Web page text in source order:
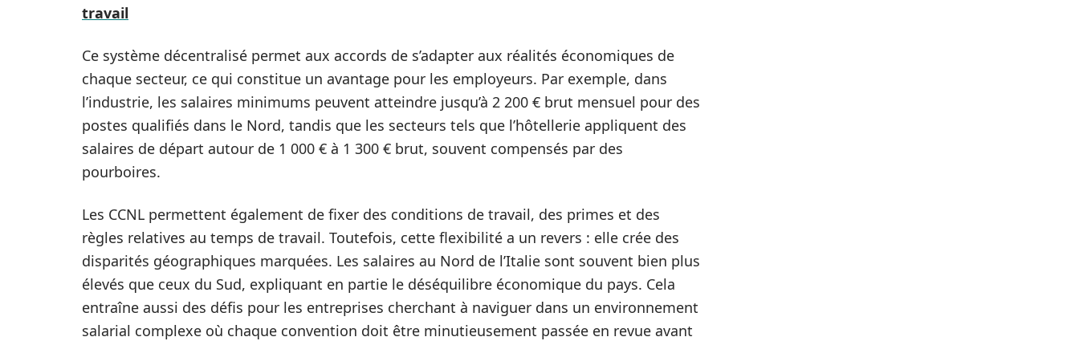
travail
Ce système décentralisé permet aux accords de s’adapter aux réalités économiques de
chaque secteur, ce qui constitue un avantage pour les employeurs. Par exemple, dans
l’industrie, les salaires minimums peuvent atteindre jusqu’à 2 200 € brut mensuel pour des
postes qualifiés dans le Nord, tandis que les secteurs tels que l’hôtellerie appliquent des
salaires de départ autour de 1 000 € à 1 300 € brut, souvent compensés par des
pourboires.
Les CCNL permettent également de fixer des conditions de travail, des primes et des
règles relatives au temps de travail. Toutefois, cette flexibilité a un revers : elle crée des
disparités géographiques marquées. Les salaires au Nord de l’Italie sont souvent bien plus
élevés que ceux du Sud, expliquant en partie le déséquilibre économique du pays. Cela
entraîne aussi des défis pour les entreprises cherchant à naviguer dans un environnement
salarial complexe où chaque convention doit être minutieusement passée en revue avant